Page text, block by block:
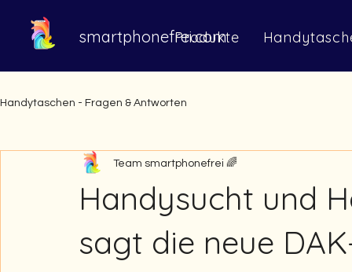
smartphonefrei.com
Produkte
Handytaschen - Fragen & Antworten
Handysucht und
sagt die neue
Team smartphonefrei 🌈